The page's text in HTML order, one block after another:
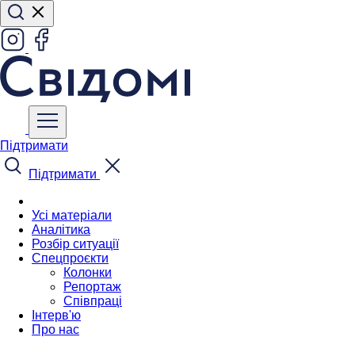
Підтримати
Підтримати
Усі матеріали
Аналітика
Розбір ситуації
Спецпроєкти
Колонки
Репортаж
Співпраці
Інтерв'ю
Про нас